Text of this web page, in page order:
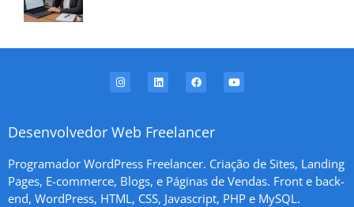
Desenvolvedor Web Freelancer
Programador WordPress Freelancer. Criação de Sites, Landing
Pages, E-commerce, Blogs, e Páginas de Vendas. Front e back-
end, WordPress, HTML, CSS, Javascript, PHP e MySQL.